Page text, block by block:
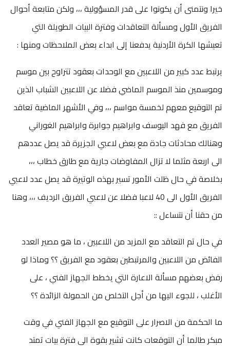
خيرا ونتمنى أن يكونوا على قدر المسؤولية ،،، ولكن متابعة أحوال
الفريق الأول ومسألة التعاقدات وفترة البيات الطويلة التي
تعيشها الكرة الأردنية يدفعنا إلى ابداء بعض الملاحظات ومنها :
يرتبط عدد كبير من اللاعبين مع الوحدات بعقود تتراوح بين موسم
وموسمين منذ الموسم الماضي فضلا عن اللاعبين الشباب الذين
تم التوقيع معهم لخمسة مواسم ،،، وفي الأشهر الماضية تعاقد
الفريق مع فهد اليوسف وابراهيم جوابرة وابراهيم الغوراني
وهنالك محادثات جادة مع بعض لاعبي الجزيرة قد يصل عددهم
الى اربعة مثلما لا تزال المفاوضات جارية مع طارق خطاب ،،،
بخلاصة في حال ظلت الأمور تسير بهذه الوتيرة قد يصل عدد لاعبي
الفريق الأول الى 40 لاعبا فضلا عن لاعبي الفريق الرديف ،،، وهنا
من حقنا أن نتساءل ::
في حال تم التعاقد مع المزيد من اللاعبين ، ما هو مصير العدد
الفائض من اللاعبين والمرتبطين بعقود مع الفريق ؟؟ وماذا لو
رفض بعضهم مسألة الاعارة التي يخطط الجهاز الفني ، على
الأغلب ، للجوء اليها من أجل التخلص من الحمولة الزائدة ؟؟
ما الحكمة من الاصرار على التوقيع مع الجهاز الفني في وقت
مبكر طالما أن التوقعات كانت تشير بقوة الى فترة بيات تمتد